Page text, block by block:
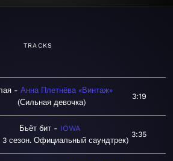
TRACKS
Анна Плетнёва «Винтаж»
Сильная девочка
3:19
Бьёт бит
IOWA
3 сезон. Официальный саундтрек
3:35